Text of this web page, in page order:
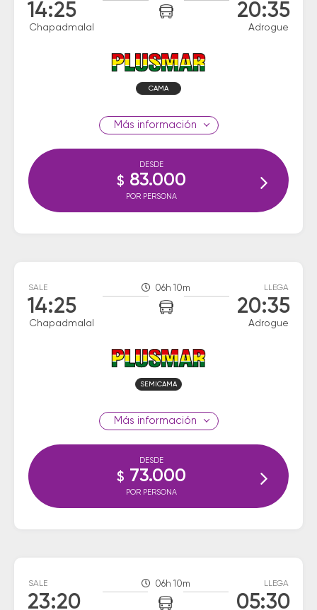
14:25
Chapadmalal
20:35
Adrogue
CAMA
información
DESDE
$ 83.000
POR PERSONA
SALE
14:25
Chapadmalal
06h 10m LLEGA
20:35
Adrogue
SEMICAMA
información
DESDE
$ 73.000
POR PERSONA
SALE
23:20
06h 10m LLEGA
05:30